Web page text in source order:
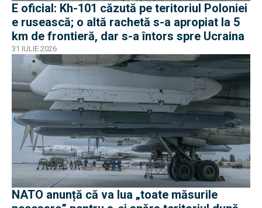
E oficial: Kh-101 căzută pe teritoriul Poloniei
e rusească; o altă rachetă s-a apropiat la 5
km de frontieră, dar s-a întors spre Ucraina
31 IULIE 2026
NATO anunță că va lua „toate măsurile